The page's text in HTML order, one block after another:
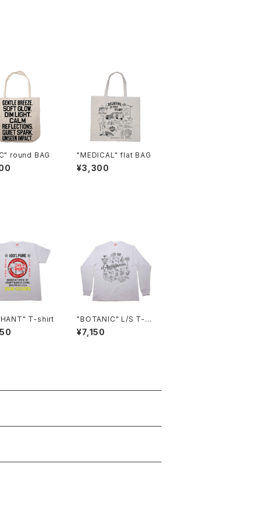
round BAG "MEDICAL" flat BAG
¥3,300
T-shirt
"BOTANIC" L/S T-sh
irt
¥7,150